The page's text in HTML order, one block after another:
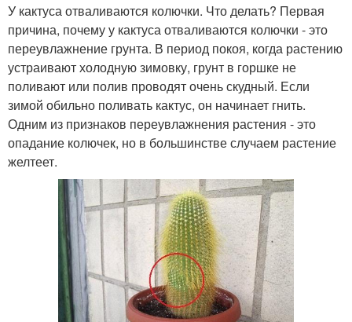
У кактуса отваливаются колючки. Что делать? Первая
причина, почему у кактуса отваливаются колючки - это
переувлажнение грунта. В период покоя, когда растению
устраивают холодную зимовку, грунт в горшке не
поливают или полив проводят очень скудный. Если
зимой обильно поливать кактус, он начинает гнить.
Одним из признаков переувлажнения растения - это
опадание колючек, но в большинстве случаем растение
желтеет.